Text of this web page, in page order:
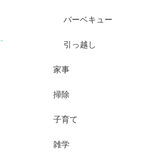
バーベキュー
引っ越し
家事
掃除
子育て
雑学